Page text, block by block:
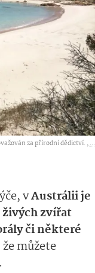
za přírodní dědictví. ,...
vAustrálii je
zvířat
či některé
můžete